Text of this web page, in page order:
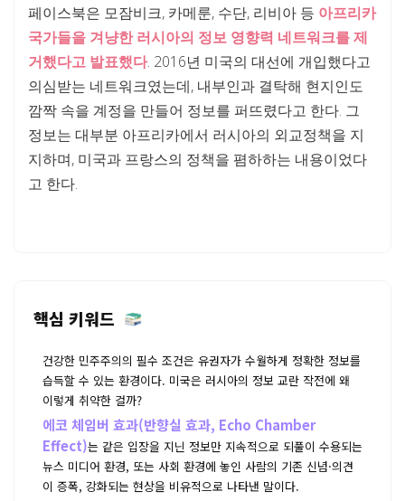
페이스북은 모잠비크, 카메룬, 수단, 리비아 등 아프리카
국가들을 겨냥한 러시아의 정보 영향력 네트워크를 제
거했다고 발표했다. 2016년 미국의 대선에 개입했다고
의심받는 네트워크였는데, 내부인과 결탁해 현지인도
깜짝 속을 계정을 만들어 정보를 퍼뜨렸다고 한다. 그
정보는 대부분 아프리카에서 러시아의 외교정책을 지
지하며, 미국과 프랑스의 정책을 폄하하는 내용이었다
고 한다.
핵심 키워드
건강한 민주주의의 필수 조건은 유권자가 수월하게 정확한 정보를
습득할 수 있는 환경이다. 미국은 러시아의 정보 교란 작전에 왜
이렇게 취약한 걸까?
에코 체임버 효과(반향실 효과, Echo Chamber
Effect)는 같은 입장을 지닌 정보만 지속적으로 되풀이 수용되는
뉴스 미디어 환경, 또는 사회 환경에 놓인 사람의 기존 신념·의견
이 증폭, 강화되는 현상을 비유적으로 나타낸 말이다.